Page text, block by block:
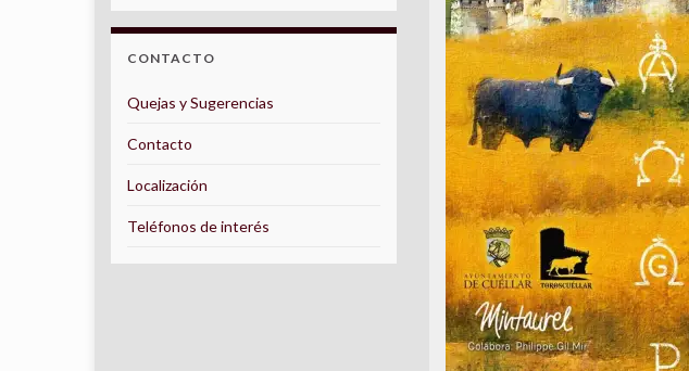
CONTACTO
Quejas y Sugerencias
Contacto
Localización
Teléfonos de interés